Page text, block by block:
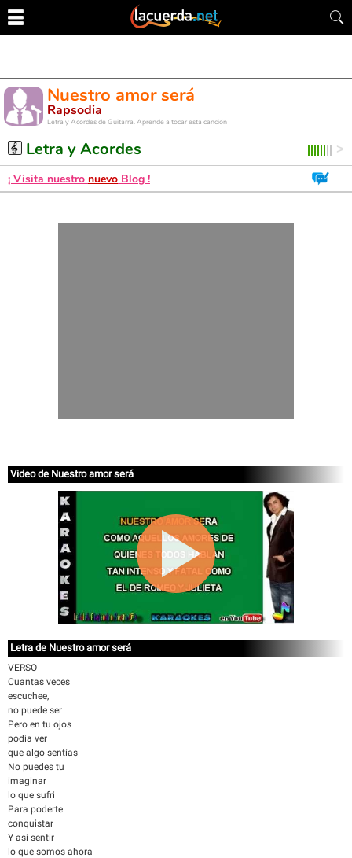
Nuestro amor será
Rapsodia
Letra y Acordes de Guitarra. Aprende a tocar esta canción
Letra y Acordes
¡ Visita nuestro nuevo Blog !
Video de Nuestro amor será
Letra de Nuestro amor será
VERSO
Cuantas veces
escuchee,
no puede ser
Pero en tu ojos
podia ver
que algo sentías
No puedes tu
imaginar
lo que sufri
Para poderte
conquistar
Y asi sentir
lo que somos ahora